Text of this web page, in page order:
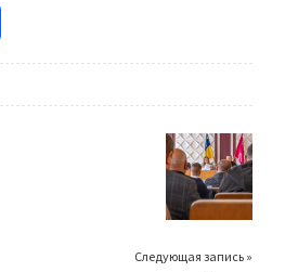
h
Следующая запись »